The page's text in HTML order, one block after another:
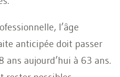
l’âge
anticipée doit passer
ans aujourd’hui à 63 ans.